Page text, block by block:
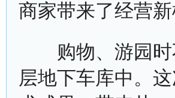
商家带来了经营新
购物、游园时
层地下车库中。